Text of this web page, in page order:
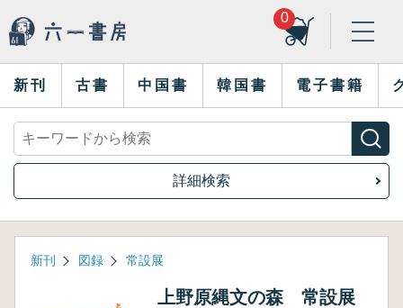
0
新刊 古書 中国書 韓国書 電子書籍
詳細検索
新刊 図録 常設展
上野原縄文の森 常設展